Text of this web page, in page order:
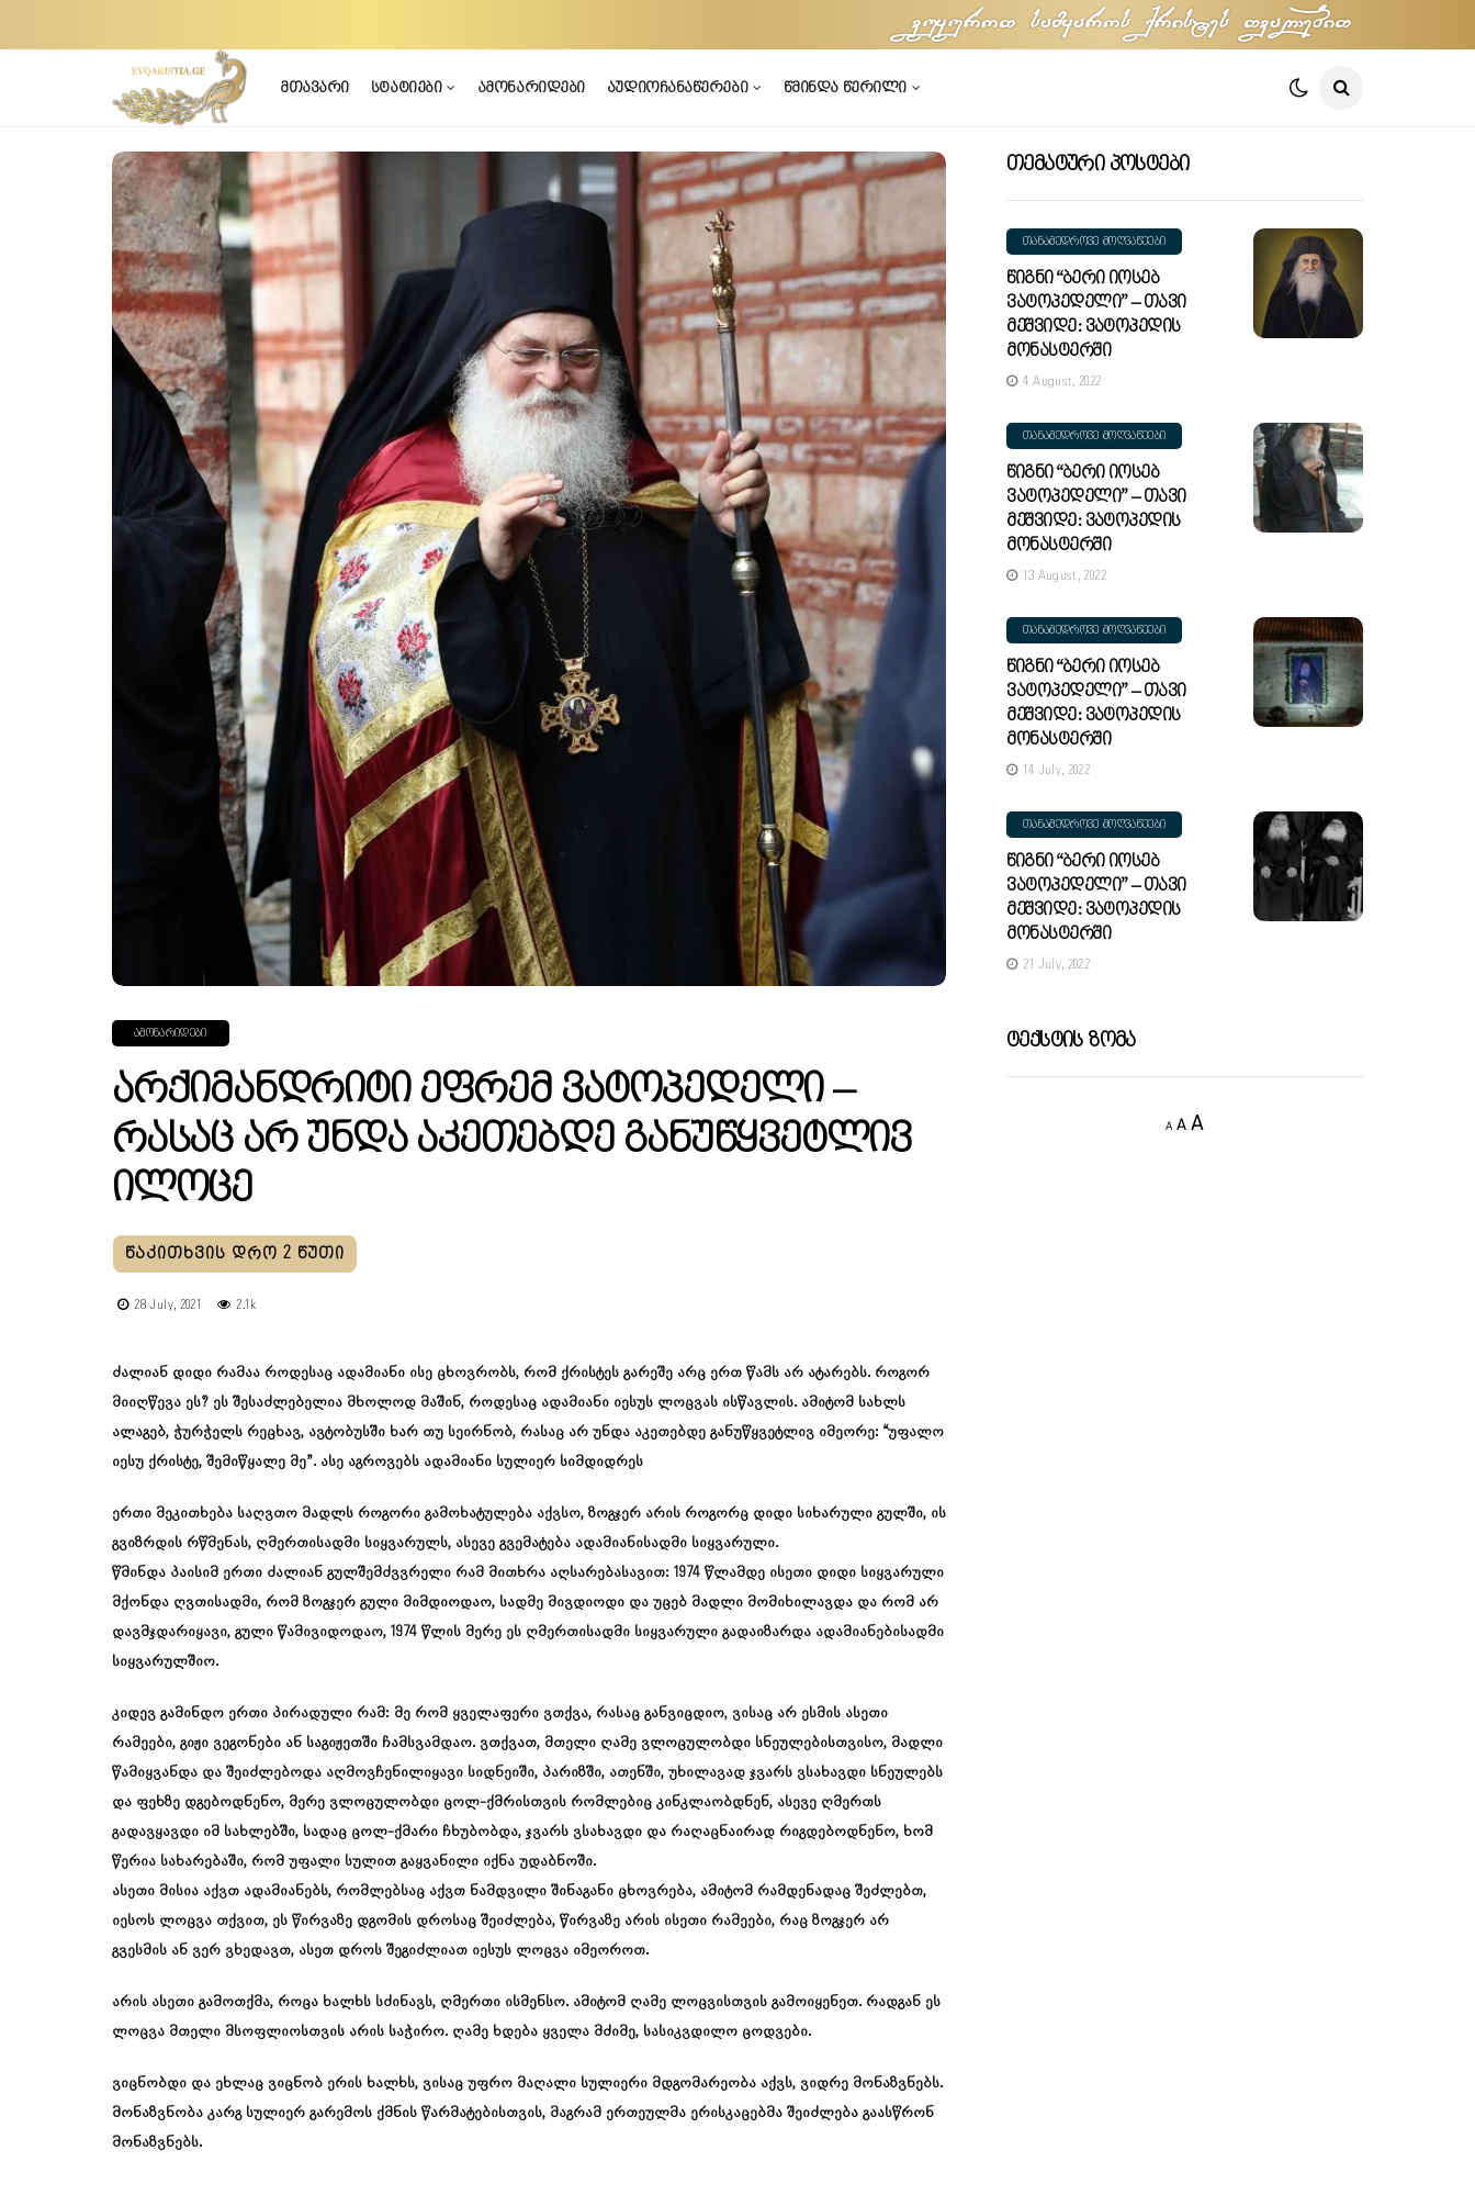
vuyuroT samyaros qristes TvalebiT
მთავარი სტატიები ამონარიდები აუდიოჩანაწერები წმინდა წერილი
ᲐᲛᲝᲜᲐᲠᲘᲓᲔᲑᲘ
Არქიმანდრიტი Ეფრემ Ვატოპედელი –
Რასაც Არ Უნდა Აკეთებდე Განუწყვეტლივ
Ილოცე
28 July, 2021 2.1k
ძალიან დიდი რამაა როდესაც ადამიანი ისე ცხოვრობს, რომ ქრისტეს გარეშე არც ერთ წამს არ ატარებს. როგორ
მიიღწევა ეს? ეს შესაძლებელია მხოლოდ მაშინ, როდესაც ადამიანი იესუს ლოცვას ისწავლის. ამიტომ სახლს
ალაგებ, ჭურჭელს რეცხავ, ავტობუსში ხარ თუ სეირნობ, რასაც არ უნდა აკეთებდე განუწყვეტლივ იმეორე: “უფალო
იესუ ქრისტე, შემიწყალე მე”. ასე აგროვებს ადამიანი სულიერ სიმდიდრეს
ერთი მეკითხება საღვთო მადლს როგორი გამოხატულება აქვსო, ზოგჯერ არის როგორც დიდი სიხარული გულში, ის
გვიზრდის რწმენას, ღმერთისადმი სიყვარულს, ასევე გვემატება ადამიანისადმი სიყვარული.
წმინდა პაისიმ ერთი ძალიან გულშემძვვრელი რამ მითხრა აღსარებასავით: 1974 წლამდე ისეთი დიდი სიყვარული
მქონდა ღვთისადმი, რომ ზოგჯერ გული მიმდიოდაო, სადმე მივდიოდი და უცებ მადლი მომიხილავდა და რომ არ
დავმჯდარიყავი, გული წამივიდოდაო, 1974 წლის მერე ეს ღმერთისადმი სიყვარული გადაიზარდა ადამიანებისადმი
სიყვარულშიო.
კიდევ გამინდო ერთი პირადული რამ: მე რომ ყველაფერი ვთქვა, რასაც განვიცდიო, ვისაც არ ესმის ასეთი
რამეები, გიჟი ვეგონები ან საგიჟეთში ჩამსვამდაო. ვთქვათ, მთელი ღამე ვლოცულობდი სნეულებისთვისო, მადლი
წამიყვანდა და შეიძლებოდა აღმოვჩენილიყავი სიდნეიში, პარიზში, ათენში, უხილავად ჯვარს ვსახავდი სნეულებს
და ფეხზე დგებოდნენო, მერე ვლოცულობდი ცოლ-ქმრისთვის რომლებიც კინკლაობდნენ, ასევე ღმერთს
გადავყავდი იმ სახლებში, სადაც ცოლ-ქმარი ჩხუბობდა, ჯვარს ვსახავდი და რაღაცნაირად რიგდებოდნენო, ხომ
წერია სახარებაში, რომ უფალი სულით გაყვანილი იქნა უდაბნოში.
ასეთი მისია აქვთ ადამიანებს, რომლებსაც აქვთ ნამდვილი შინაგანი ცხოვრება, ამიტომ რამდენადაც შეძლებთ,
იესოს ლოცვა თქვით, ეს წირვაზე დგომის დროსაც შეიძლება, წირვაზე არის ისეთი რამეები, რაც ზოგჯერ არ
გვესმის ან ვერ ვხედავთ, ასეთ დროს შეგიძლიათ იესუს ლოცვა იმეოროთ.
არის ასეთი გამოთქმა, როცა ხალხს სძინავს, ღმერთი ისმენსო. ამიტომ ღამე ლოცვისთვის გამოიყენეთ. რადგან ეს
ლოცვა მთელი მსოფლიოსთვის არის საჭირო. ღამე ხდება ყველა მძიმე, სასიკვდილო ცოდვები.
ვიცნობდი და ეხლაც ვიცნობ ერის ხალხს, ვისაც უფრო მაღალი სულიერი მდგომარეობა აქვს, ვიდრე მონაზვნებს.
მონაზვნობა კარგ სულიერ გარემოს ქმნის წარმატებისთვის, მაგრამ ერთეულმა ერისკაცებმა შეიძლება გაასწრონ
მონაზვნებს.
Თემატური Პოსტები
ᲗᲐᲜᲐᲛᲔᲓᲠᲝᲕᲔ ᲛᲝᲦᲕᲐᲬᲔᲔᲑᲘ
Წიგნი “ბერი Იოსებ
Ვატოპედელი” – Თავი
Მეშვიდე: Ვატოპედის
Მონასტერში
4 August, 2022
ᲗᲐᲜᲐᲛᲔᲓᲠᲝᲕᲔ ᲛᲝᲦᲕᲐᲬᲔᲔᲑᲘ
Წიგნი “ბერი Იოსებ
Ვატოპედელი” – Თავი
Მეშვიდე: Ვატოპედის
Მონასტერში
13 August, 2022
ᲗᲐᲜᲐᲛᲔᲓᲠᲝᲕᲔ ᲛᲝᲦᲕᲐᲬᲔᲔᲑᲘ
Წიგნი “ბერი Იოსებ
Ვატოპედელი” – Თავი
Მეშვიდე: Ვატოპედის
Მონასტერში
14 July, 2022
ᲗᲐᲜᲐᲛᲔᲓᲠᲝᲕᲔ ᲛᲝᲦᲕᲐᲬᲔᲔᲑᲘ
Წიგნი “ბერი Იოსებ
Ვატოპედელი” – Თავი
Მეშვიდე: Ვატოპედის
Მონასტერში
21 July, 2022
Ტექსტის Ზომა
A
Decrease
A Reset
A